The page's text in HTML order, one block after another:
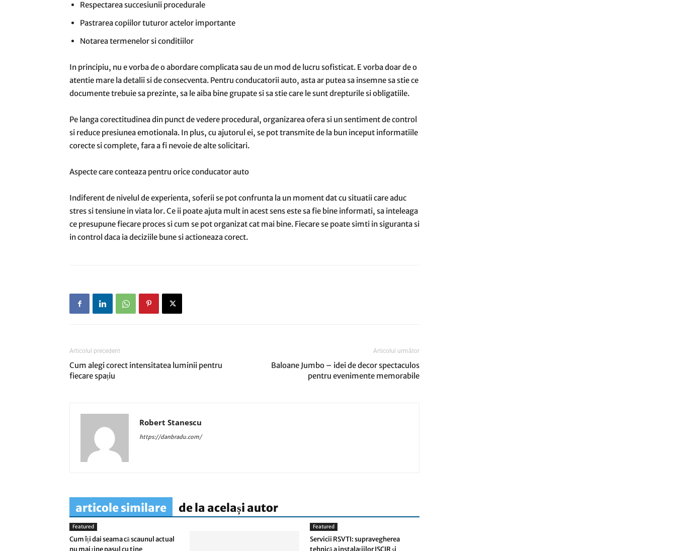
Respectarea succesiunii procedurale
Pastrarea copiilor tuturor actelor importante
Notarea termenelor si conditiilor
In principiu, nu e vorba de o abordare complicata sau de un mod de lucru sofisticat. E vorba doar de o
atentie mare la detalii si de consecventa. Pentru conducatorii auto, asta ar putea sa insemne sa stie ce
documente trebuie sa prezinte, sa le aiba bine grupate si sa stie care le sunt drepturile si obligatiile.
Pe langa corectitudinea din punct de vedere procedural, organizarea ofera si un sentiment de control
si reduce presiunea emotionala. In plus, cu ajutorul ei, se pot transmite de la bun inceput informatiile
corecte si complete, fara a fi nevoie de alte solicitari.
Aspecte care conteaza pentru orice conducator auto
Indiferent de nivelul de experienta, soferii se pot confrunta la un moment dat cu situatii care aduc
stres si tensiune in viata lor. Ce ii poate ajuta mult in acest sens este sa fie bine informati, sa inteleaga
ce presupune fiecare proces si cum se pot organizat cat mai bine. Fiecare se poate simti in siguranta si
in control daca ia deciziile bune si actioneaza corect.
Articolul precedent
Cum alegi corect intensitatea luminii pentru
fiecare spațiu
Articolul următor
Baloane Jumbo – idei de decor spectaculos
pentru evenimente memorabile
Robert Stanescu
https://danbradu.com/
articole similare de la același autor
Featured
Cum îți dai seama că scaunul actual
nu mai ține pasul cu tine
Featured
Servicii RSVTI: supravegherea
tehnică a instalațiilor ISCIR și